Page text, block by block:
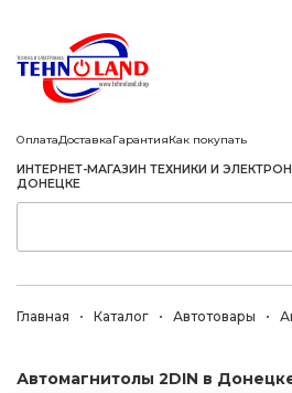
ОплатаДоставкаГарантияКак покупать
ИНТЕРНЕТ-МАГАЗИН ТЕХНИКИ И
ДОНЕЦКЕ
Главная Каталог Автотовары
Автомагнитолы 2DIN в